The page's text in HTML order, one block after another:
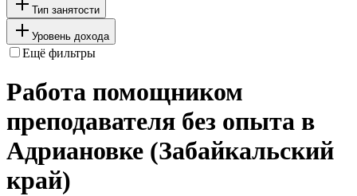
Тип занятости
Уровень дохода
Ещё фильтры
Работа помощником
преподавателя без опыта в
Адриановке (Забайкальский
край)